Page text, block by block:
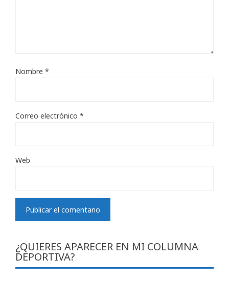
Nombre *
Correo electrónico *
Web
¿QUIERES APARECER EN MI COLUMNA
DEPORTIVA?